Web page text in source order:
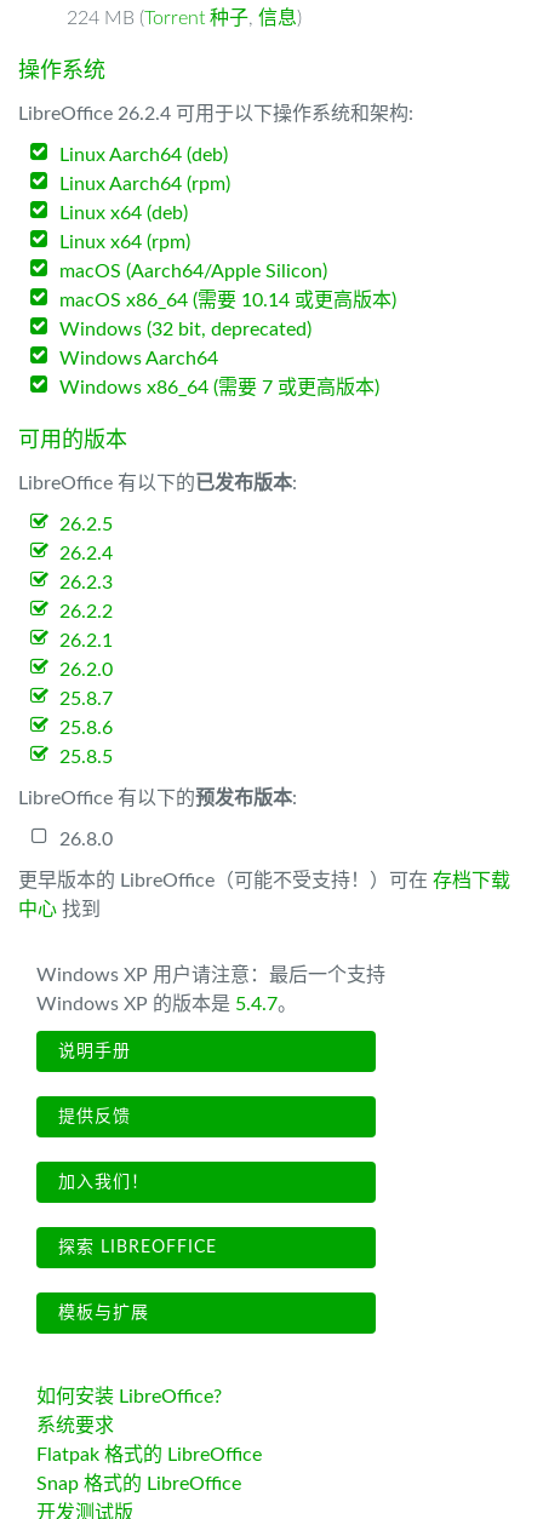
224 MB (Torrent 种子, 信息)
操作系统
LibreOffice 26.2.4 可用于以下操作系统和架构:
Linux Aarch64 (deb)
Linux Aarch64 (rpm)
Linux x64 (deb)
Linux x64 (rpm)
macOS (Aarch64/Apple Silicon)
macOS x86_64 (需要 10.14 或更高版本)
Windows (32 bit, deprecated)
Windows Aarch64
Windows x86_64 (需要 7 或更高版本)
可用的版本
LibreOffice 有以下的已发布版本:
26.2.5
26.2.4
26.2.3
26.2.2
26.2.1
26.2.0
25.8.7
25.8.6
25.8.5
LibreOffice 有以下的预发布版本:
26.8.0
更早版本的 LibreOffice（可能不受支持！）可在 存档下载
中心 找到
Windows XP 用户请注意：最后一个支持
Windows XP 的版本是 5.4.7。
说明手册
提供反馈
加入我们！
探索 LIBREOFFICE
模板与扩展
如何安装 LibreOffice?
系统要求
Flatpak 格式的 LibreOffice
Snap 格式的 LibreOffice
开发测试版